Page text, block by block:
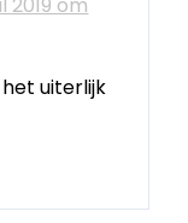
uiterlijk